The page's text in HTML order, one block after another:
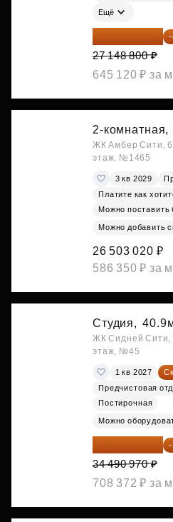
Ещё
26 062 848 ₽
27 148 800 ₽
645 120 ₽ за
2-комнатная,
ЖК Амбер Сити, 6
этаж, №1465
3 кв 2029
Платите как
Можно поставить
Можно добавить
26 503 020 ₽
586 350 ₽ за
Студия,
ЖК Сидней Сити,
этаж, №45
1 кв 2027
Предчистовая
Постирочная
Можно
28 972 415 ₽
34 490 970 ₽
708 372 ₽ за